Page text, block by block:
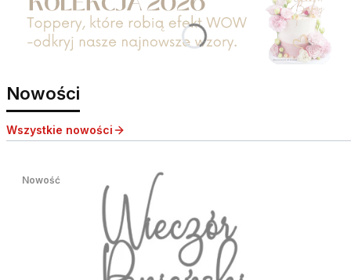
Nowości
Wszystkie nowości
Nowość